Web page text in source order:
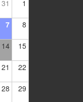
31 1
7 8
14 15
21 22
28 29